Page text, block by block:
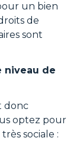
un bien
de
sont
niveau de
donc
optez pour
sociale :